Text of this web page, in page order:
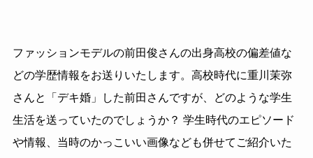
ファッションモデルの前田俊さんの出身高校の偏差値な
どの学歴情報をお送りいたします。高校時代に重川茉弥
さんと「デキ婚」した前田さんですが、どのような学生
生活を送っていたのでしょうか？ 学生時代のエピソード
や情報、当時のかっこいい画像なども併せてご紹介いた